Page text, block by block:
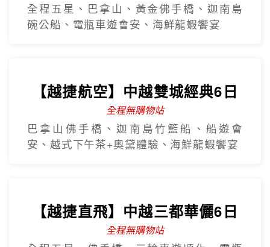
全程五星、巴拿山、黃金佛手橋、迦南島
碗公船、電瓶車遊會安、海鮮龍蝦饗宴
【越捷航空】中越雙城經典6日
全程無購物站
巴拿山佛手橋、迦南島竹籃船、船遊會
安、越式下午茶+奧黛體驗、海鮮龍蝦饗宴
【越捷直飛】中越三都華儷6日
全程無購物站